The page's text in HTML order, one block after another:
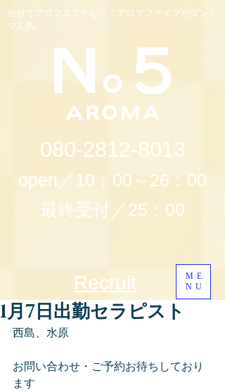
仙台でアロマエステなら！アロマファイブがダント
ツ人気。
080-2812-8013
open／10：00～26：00
最終受付／25：00
ME
NU
Recruit
1月7日出勤セラピスト
西島、水原
お問い合わせ・ご予約お待ちしており
ます